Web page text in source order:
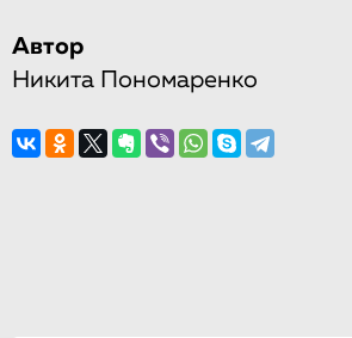
Автор
Никита Пономаренко